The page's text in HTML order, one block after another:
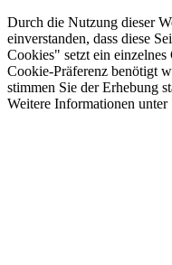
Durch die Nutzung dieser
einverstanden, dass diese
Cookies" setzt ein
Cookie-Präferenz benötigt
stimmen Sie der Erhebung
Weitere Informationen